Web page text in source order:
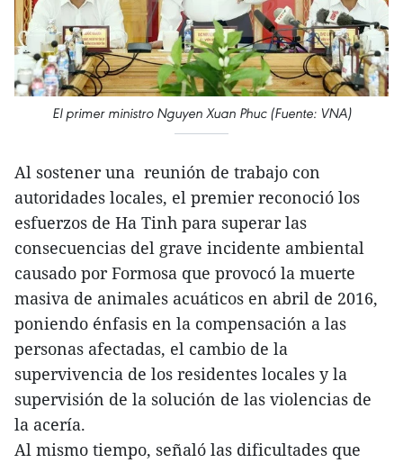
El primer ministro Nguyen Xuan Phuc (Fuente: VNA)
Al sostener una reunión de trabajo con
autoridades locales, el premier reconoció los
esfuerzos de Ha Tinh para superar las
consecuencias del grave incidente ambiental
causado por Formosa que provocó la muerte
masiva de animales acuáticos en abril de 2016,
poniendo énfasis en la compensación a las
personas afectadas, el cambio de la
supervivencia de los residentes locales y la
supervisión de la solución de las violencias de
la acería.
Al mismo tiempo, señaló las dificultades que